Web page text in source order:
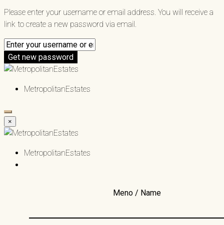
Please enter your username or email address. You will receive a
link to create a new password via email.
Get new password
MetropolitanEstates
×
MetropolitanEstates
Meno / Name